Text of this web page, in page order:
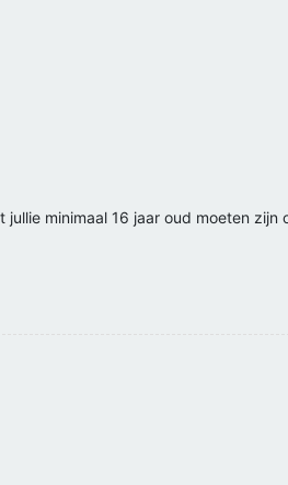
minimaal 16 jaar oud moeten